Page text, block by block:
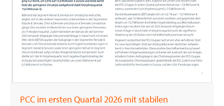
PCC im ersten Quartal 2026 mit stabilen